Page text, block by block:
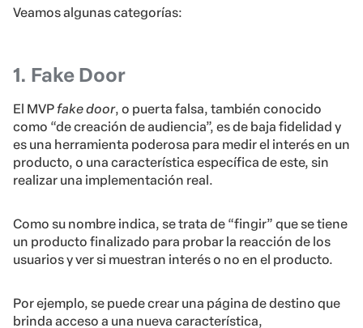
Veamos algunas categorías:
1. Fake Door
El MVPfake door, o puerta falsa, también conocido
como “de creación de audiencia”, es de baja fidelidad y
es una herramienta poderosa para medir el interés en un
producto, o una característica específica de este, sin
realizar una implementación real.
Como su nombre indica, se trata de “fingir” que se tiene
un producto finalizado para probar la reacción de los
usuarios y ver si muestran interés o no en el producto.
Por ejemplo, se puede crear una página de destino que
brinda acceso a una nueva característica,